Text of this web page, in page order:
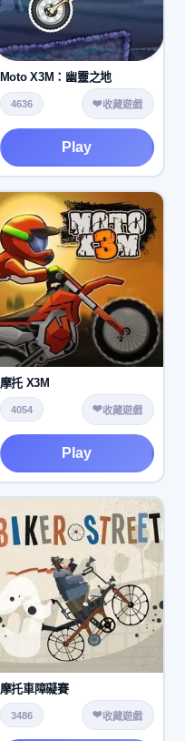
Moto X3M：幽靈之地
4636 ❤️收藏遊戲
Play
摩托 X3M
4054 ❤️收藏遊戲
Play
摩托車障礙賽
3486 ❤️收藏遊戲